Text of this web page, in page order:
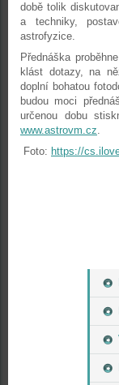
době tolik
a techniky,
astrofyzice.
Přednáška
klást dotazy, na
doplní bohatou
budou moci
určenou dobu
www.astrovm.cz.
Foto: https://